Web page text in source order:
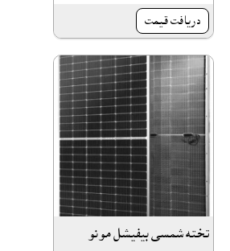
دريافت قيمت
تخته شمسى بيفيشل مونو